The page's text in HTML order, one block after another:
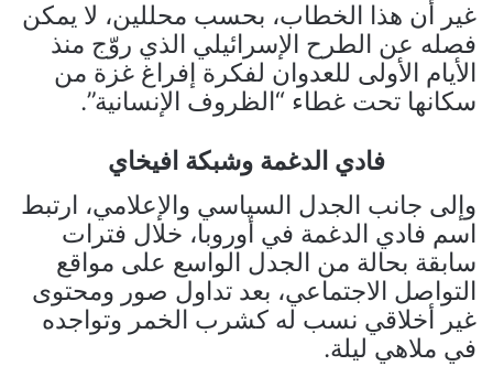
غير أن هذا الخطاب، بحسب محللين، لا يمكن
فصله عن الطرح الإسرائيلي الذي روّج منذ
الأيام الأولى للعدوان لفكرة إفراغ غزة من
سكانها تحت غطاء “الظروف الإنسانية”.
فادي الدغمة وشبكة افيخاي
وإلى جانب الجدل السياسي والإعلامي، ارتبط
اسم فادي الدغمة في أوروبا، خلال فترات
سابقة بحالة من الجدل الواسع على مواقع
التواصل الاجتماعي، بعد تداول صور ومحتوى
غير أخلاقي نسب له كشرب الخمر وتواجده
في ملاهي ليلة.